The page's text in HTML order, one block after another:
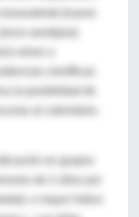
en grupos
o mayor índice